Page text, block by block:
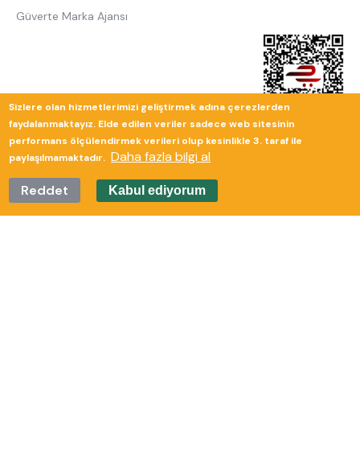
Güverte Marka Ajansı
Sizlere olan hizmetlerimizi geliştirmek adına çerezlerden
faydalanmaktayız. Elde edilen veriler sadece web sitesinin
performans ölçülendirmek verileri olup kesinlikle 3. taraf ile
paylaşılmamaktadır. Daha fazla bilgi al
Reddet
Kabul ediyorum